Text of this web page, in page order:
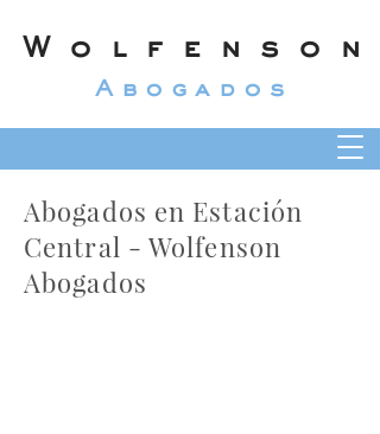
Wolfenson
Abogados
Abogados en Estación
Central - Wolfenson
Abogados